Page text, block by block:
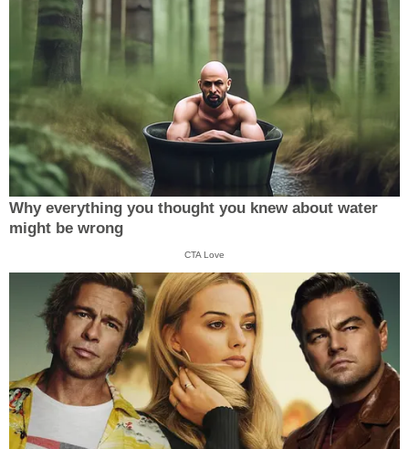
Why everything you thought you knew about water
might be wrong
CTA Love